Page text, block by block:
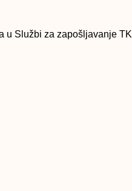
u Službi za zapošljavanje TK